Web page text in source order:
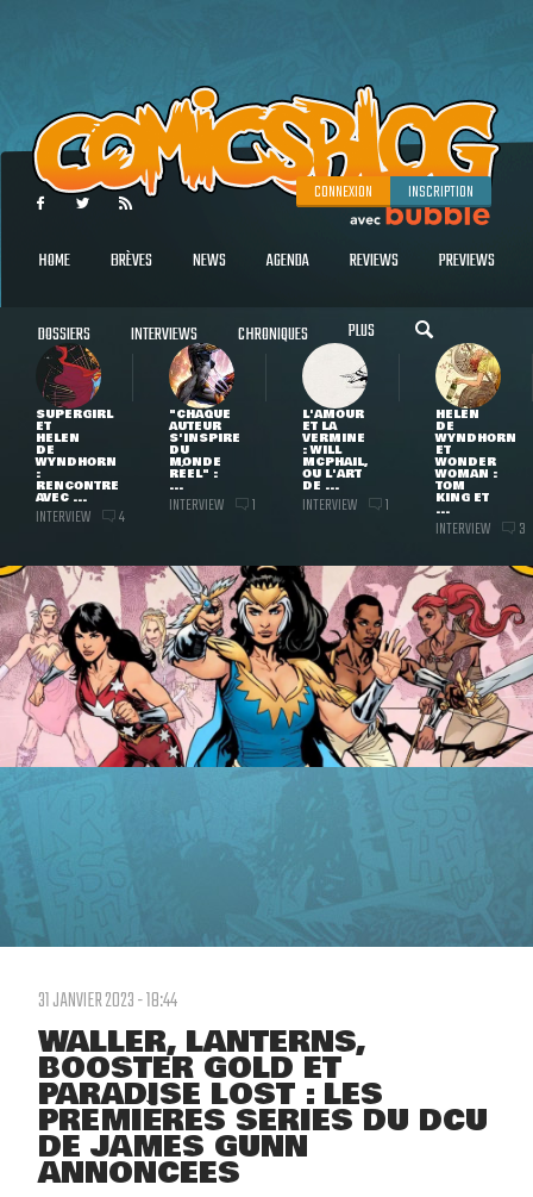
CONNEXION INSCRIPTION
HOME BRÈVES NEWS AGENDA REVIEWS PREVIEWS
DOSSIERS INTERVIEWS CHRONIQUES PLUS
SUPERGIRL
ET
HELEN
DE
WYNDHORN
:
RENCONTRE
AVEC ...
INTERVIEW 4
"CHAQUE
AUTEUR
S'INSPIRE
DU
MONDE
RÉEL" :
...
INTERVIEW 1
L'AMOUR
ET LA
VERMINE
: WILL
MCPHAIL,
OU L'ART
DE ...
INTERVIEW 1
HELEN
DE
WYNDHORN
ET
WONDER
WOMAN :
TOM
KING ET
...
INTERVIEW 3
31 JANVIER 2023 - 18:44
WALLER, LANTERNS,
BOOSTER GOLD ET
PARADISE LOST : LES
PREMIÈRES SÉRIES DU DCU
DE JAMES GUNN
ANNONCÉES